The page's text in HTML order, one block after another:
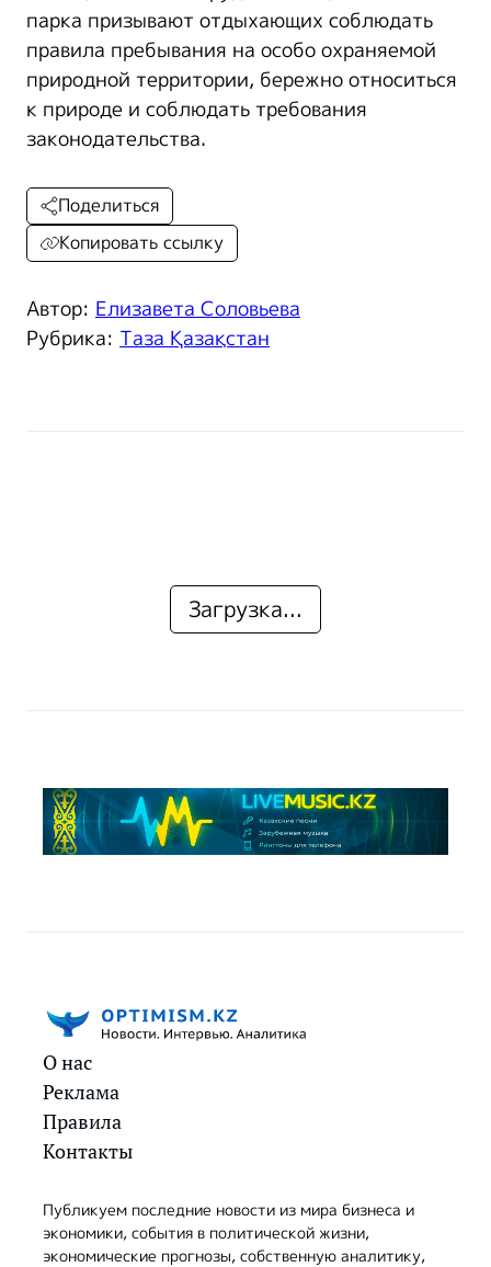
парка призывают отдыхающих соблюдать
правила пребывания на особо охраняемой
природной территории, бережно относиться
к природе и соблюдать требования
законодательства.
Автор: Елизавета Соловьева
Рубрика: Таза Қазақстан
Поделиться
Копировать ссылку
Загрузка...
О нас
Реклама
Правила
Контакты
Публикуем последние новости из мира бизнеса и
экономики, события в политической жизни,
экономические прогнозы, собственную аналитику,